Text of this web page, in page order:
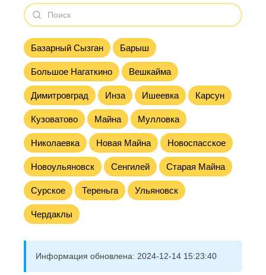
Базарный Сызган Барыш
Большое Нагаткино Вешкайма
Димитровград Инза Ишеевка Карсун
Кузоватово Майна Мулловка
Николаевка Новая Майна Новоспасское
Новоульяновск Сенгилей Старая Майна
Сурское Тереньга Ульяновск
Чердаклы
Информация обновлена: 2024-12-14 15:23:40